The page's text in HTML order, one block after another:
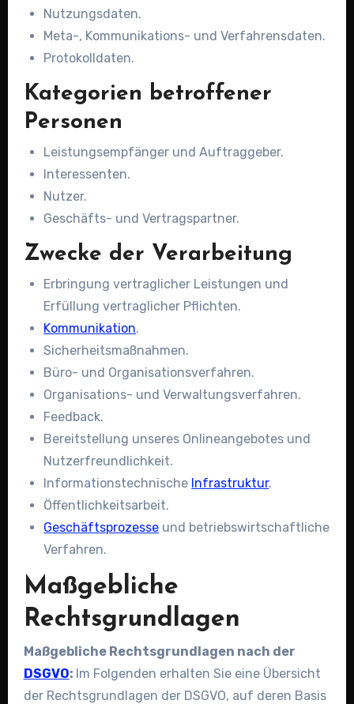
Nutzungsdaten.
Meta-, Kommunikations- und Verfahrensdaten.
Protokolldaten.
Kategorien betroffener
Personen
Leistungsempfänger und Auftraggeber.
Interessenten.
Nutzer.
Geschäfts- und Vertragspartner.
Zwecke der Verarbeitung
Erbringung vertraglicher Leistungen und
Erfüllung vertraglicher Pflichten.
Kommunikation.
Sicherheitsmaßnahmen.
Büro- und Organisationsverfahren.
Organisations- und Verwaltungsverfahren.
Feedback.
Bereitstellung unseres Onlineangebotes und
Nutzerfreundlichkeit.
Informationstechnische Infrastruktur.
Öffentlichkeitsarbeit.
Geschäftsprozesse und betriebswirtschaftliche
Verfahren.
Maßgebliche
Rechtsgrundlagen
Maßgebliche Rechtsgrundlagen nach der
DSGVO: Im Folgenden erhalten Sie eine Übersicht
der Rechtsgrundlagen der DSGVO, auf deren Basis